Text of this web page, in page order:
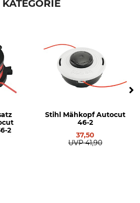
KATEGORIE
2
Stihl Mähkopf Autocut
46-2
37,50
UVP 41,90